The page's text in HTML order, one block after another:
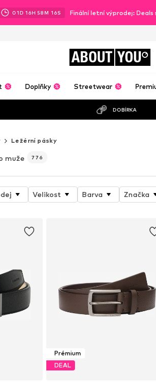
01D 16H 58M 15S Finální letní výprodej: Deals
ABOUT YOU
Doplňky Streetwear
DOBÍRKA
Ležérní pásky
muže 776
Velikost Barva Značka
Prémium
DEAL